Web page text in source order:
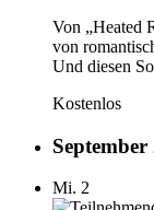
Von „Heated
von
Und diesen
Kostenlos
September
Mi. 2